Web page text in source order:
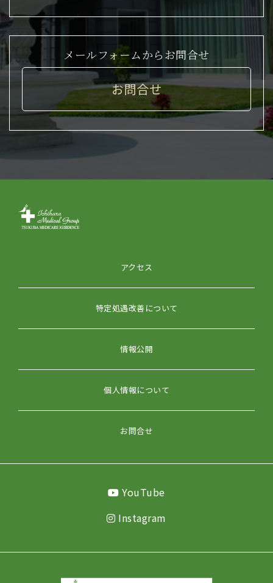
メールフォームからお問合せ
お問合せ
アクセス
特定処遇改善について
情報公開
個人情報について
お問合せ
YouTube
Instagram